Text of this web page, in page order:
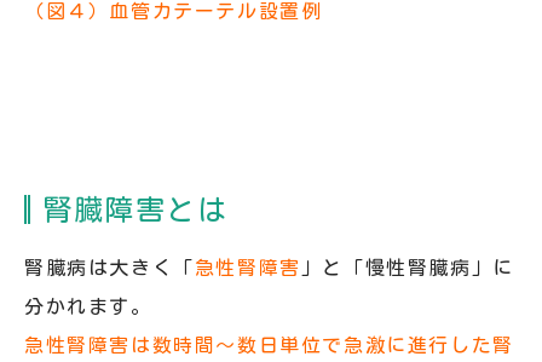
（図４）血管カテーテル設置例
腎臓障害とは
腎臓病は大きく「 急性腎障害 」と「慢性腎臓病」に
分かれます。
急性腎障害は数時間～数日単位で急激に進行した腎